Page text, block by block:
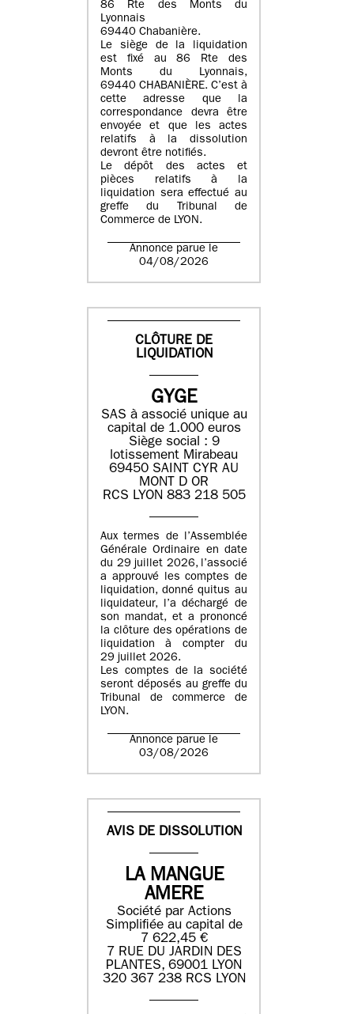
86 Rte des Monts du
Lyonnais
69440 Chabanière.
Le siège de la liquidation
est fixé au 86 Rte des
Monts du Lyonnais,
69440 CHABANIÈRE. C’est à
cette adresse que la
correspondance devra être
envoyée et que les actes
relatifs à la dissolution
devront être notifiés.
Le dépôt des actes et
pièces relatifs à la
liquidation sera effectué au
greffe du Tribunal de
Commerce de LYON.
Annonce parue le
04/08/2026
CLÔTURE DE
LIQUIDATION
GYGE
SAS à associé unique au
capital de 1.000 euros
Siège social : 9
lotissement Mirabeau
69450 SAINT CYR AU
MONT D OR
RCS LYON 883 218 505
Aux termes de l’Assemblée
Générale Ordinaire en date
du 29 juillet 2026, l’associé
a approuvé les comptes de
liquidation, donné quitus au
liquidateur, l’a déchargé de
son mandat, et a prononcé
la clôture des opérations de
liquidation à compter du
29 juillet 2026.
Les comptes de la société
seront déposés au greffe du
Tribunal de commerce de
LYON.
Annonce parue le
03/08/2026
AVIS DE DISSOLUTION
LA MANGUE
AMERE
Société par Actions
Simplifiée au capital de
7 622,45 €
7 RUE DU JARDIN DES
PLANTES, 69001 LYON
320 367 238 RCS LYON